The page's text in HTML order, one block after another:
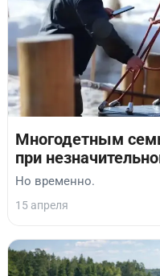
Многодетным
при
Но временно.
15 апреля